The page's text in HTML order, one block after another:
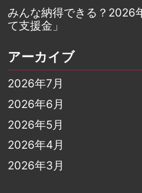
みんな納得できる？2026
て支援金」
アーカイブ
2026年7月
2026年6月
2026年5月
2026年4月
2026年3月